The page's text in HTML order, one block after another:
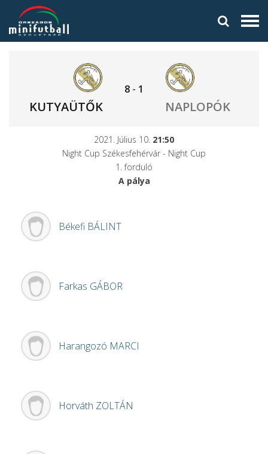
KUTYAÜTŐK
8- 1
NAPLOPÓK
2021. Július 10. 21:50
Night Cup Székesfehérvár - Night Cup
1. forduló
A pálya
Békefi BÁLINT
Farkas GÁBOR
Harangozó MARCI
Horváth ZOLTÁN